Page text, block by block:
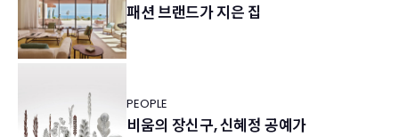
패션 브랜드가 지은 집
PEOPLE
비움의 장신구, 신혜정 공예가